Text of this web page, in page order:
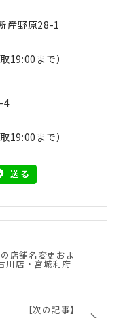
産野原28-1
19:00まで）
4
19:00まで）
店舗名変更およ
川店・宮城利府
【次の記事】